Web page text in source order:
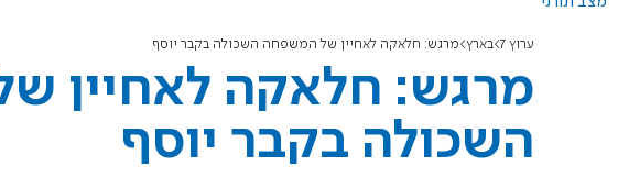
ערוץ 7 בארץ מרגש: חלאקה לאחיין של המשפחה השכולה בקבר יוסף
מרגש: חלאקה לאחיין
השכולה בקבר יוסף